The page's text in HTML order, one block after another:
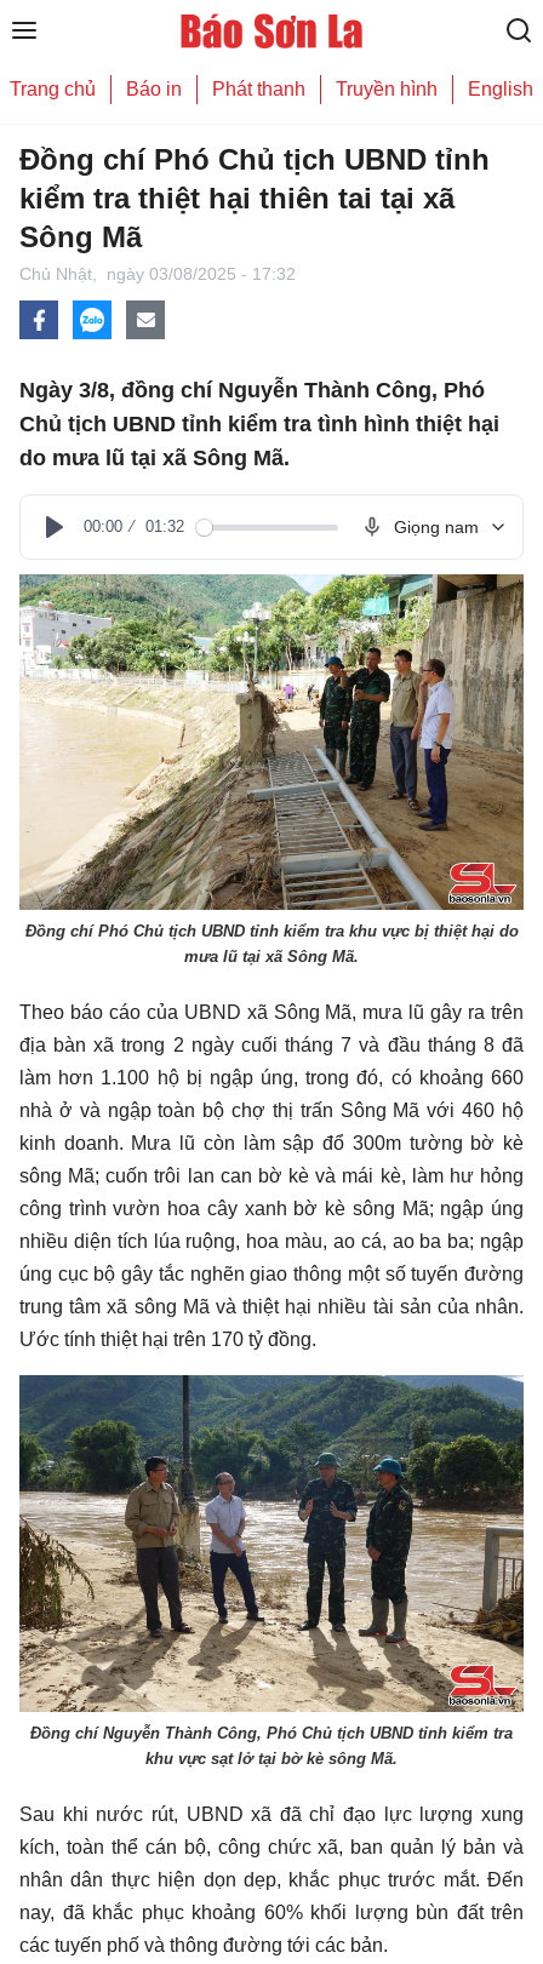
Trang chủ Báo in Phát thanh Truyền hình English
Đồng chí Phó Chủ tịch UBND tỉnh
kiểm tra thiệt hại thiên tai tại xã
Sông Mã
Chủ Nhật, ngày 03/08/2025 - 17:32
Ngày 3/8, đồng chí Nguyễn Thành Công, Phó
Chủ tịch UBND tỉnh kiểm tra tình hình thiệt hại
do mưa lũ tại xã Sông Mã.
Play
00:00 01:32 Giọng nam
Đồng chí Phó Chủ tịch UBND tỉnh kiểm tra khu vực bị thiệt hại do
mưa lũ tại xã Sông Mã.
Theo báo cáo của UBND xã Sông Mã, mưa lũ gây ra trên
địa bàn xã trong 2 ngày cuối tháng 7 và đầu tháng 8 đã
làm hơn 1.100 hộ bị ngập úng, trong đó, có khoảng 660
nhà ở và ngập toàn bộ chợ thị trấn Sông Mã với 460 hộ
kinh doanh. Mưa lũ còn làm sập đổ 300m tường bờ kè
sông Mã; cuốn trôi lan can bờ kè và mái kè, làm hư hỏng
công trình vườn hoa cây xanh bờ kè sông Mã; ngập úng
nhiều diện tích lúa ruộng, hoa màu, ao cá, ao ba ba; ngập
úng cục bộ gây tắc nghẽn giao thông một số tuyến đường
trung tâm xã sông Mã và thiệt hại nhiều tài sản của nhân.
Ước tính thiệt hại trên 170 tỷ đồng.
Đồng chí Nguyễn Thành Công, Phó Chủ tịch UBND tỉnh kiểm tra
khu vực sạt lở tại bờ kè sông Mã.
Sau khi nước rút, UBND xã đã chỉ đạo lực lượng xung
kích, toàn thể cán bộ, công chức xã, ban quản lý bản và
nhân dân thực hiện dọn dẹp, khắc phục trước mắt. Đến
nay, đã khắc phục khoảng 60% khối lượng bùn đất trên
các tuyến phố và thông đường tới các bản.